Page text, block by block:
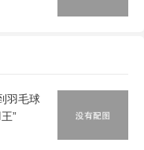
羽毛球
”